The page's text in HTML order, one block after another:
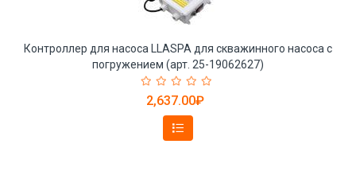
Контроллер для насоса LLASPA для скважинного насоса с
погружением (арт. 25-19062627)
2,637.00₽